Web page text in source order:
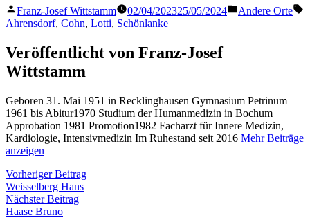
Veröffentlicht
von
Franz-Josef Wittstamm 02/04/202325/05/2024
Veröffentlicht
Andere Orte
Ahrensdorf, Cohn, Lotti, Schönlanke
Veröffentlicht von Franz-Josef
Wittstamm
Geboren 31. Mai 1951 in Recklinghausen Gymnasium Petrinum
1961 bis Abitur1970 Studium der Humanmedizin in Bochum
Approbation 1981 Promotion1982 Facharzt für Innere Medizin,
Kardiologie, Intensivmedizin Im Ruhestand seit 2016 Mehr Beiträge
anzeigen
Beitragsnavigation
Vorheriger BeitragVorheriger
Weisselberg Hans
Nächster BeitragNächster
Haase Bruno